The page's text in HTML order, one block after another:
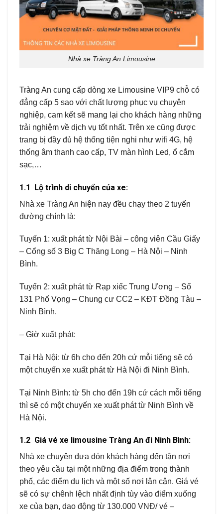
Nhà xe Tràng An Limousine
Tràng An cung cấp dòng xe Limousine VIP9 chỗ có
đẳng cấp 5 sao với chất lượng phục vụ chuyên
nghiệp, cam kết sẽ mang lại cho khách hàng những
trải nghiệm về dịch vụ tốt nhất. Trên xe cũng được
trang bị đầy đủ hệ thống tiện nghi như wifi 4G, hệ
thống âm thanh cao cấp, TV màn hình Led, ổ cắm
sạc,…
1.1 Lộ trình di chuyển của xe:
Nhà xe Tràng An hiện nay đều chạy theo 2 tuyến
đường chính là:
Tuyến 1: xuất phát từ Nội Bài – công viên Cầu Giấy
– Cổng số 3 Big C Thăng Long – Hà Nội – Ninh
Bình.
Tuyến 2: xuất phát từ Rạp xiếc Trung Ương – Số
131 Phố Vọng – Chung cư CC2 – KĐT Đồng Tàu –
Ninh Bình.
– Giờ xuất phát:
Tại Hà Nội: từ 6h cho đến 20h cứ mỗi tiếng sẽ có
một chuyến xe xuất phát từ Hà Nội đi Ninh Bình.
Tại Ninh Bình: từ 5h cho đến 19h cứ cách mỗi tiếng
thì sẽ có một chuyến xe xuất phát từ Ninh Bình về
Hà Nội.
1.2 Giá vé xe limousine Tràng An đi Ninh Bình:
Nhà xe chuyên đưa đón khách hàng đến tận nơi
theo yêu cầu tại một những địa điểm trong thành
phố, các điểm du lịch và một số nơi lân cận. Giá vé
sẽ có sự chênh lệch nhất định tùy vào điểm xuống
xe của bạn, dao động từ 130.000 VNĐ/ vé –